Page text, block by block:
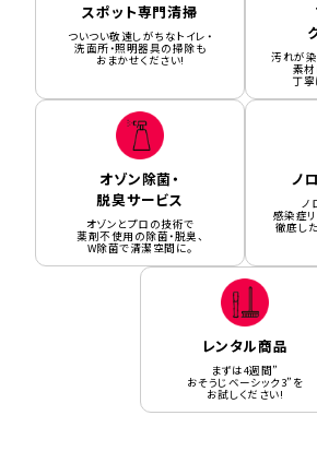
スポット専門清掃
ついつい敬遠しがちなトイレ・
洗面所・照明器具の掃除も
おまかせください! 汚れが染
素
丁寧
オゾン除菌・
脱臭サービス
オゾンとプロの技術で
薬剤不使用の除菌・脱臭、
W除菌で清潔空間に。
ノ
ノ
感染症
徹底し
レンタル商品
まずは4週間”
おそうじベーシック3”を
お試しください!